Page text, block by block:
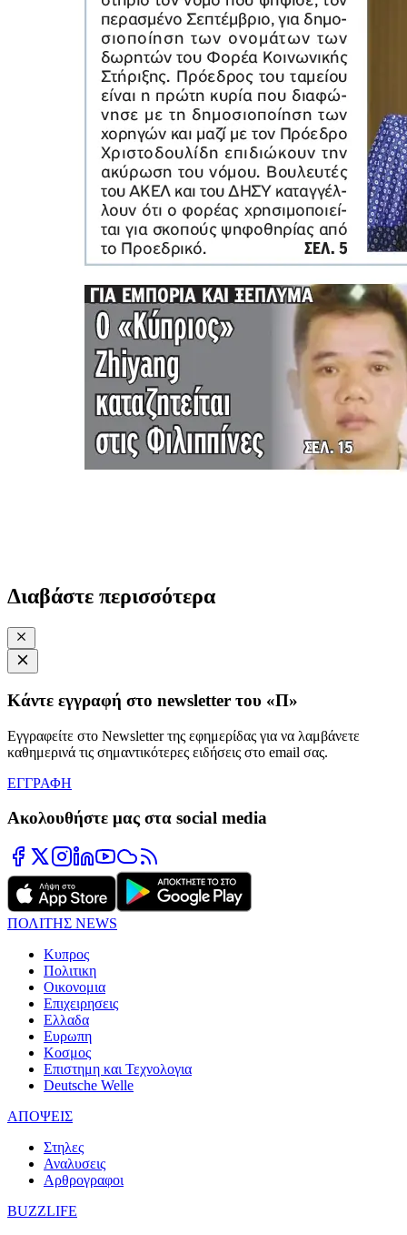
Διαβάστε περισσότερα
Κάντε εγγραφή στο newsletter του «Π»
Εγγραφείτε στο Newsletter της εφημερίδας για να λαμβάνετε
καθημερινά τις σημαντικότερες ειδήσεις στο email σας.
ΕΓΓΡΑΦΗ
Ακολουθήστε μας στα social media
ΠΟΛΙΤΗΣ NEWS
Κυπρος
Πολιτικη
Οικονομια
Επιχειρησεις
Ελλαδα
Ευρωπη
Κοσμος
Επιστημη και Τεχνολογια
Deutsche Welle
ΑΠΟΨΕΙΣ
Στηλες
Αναλυσεις
Αρθρογραφοι
BUZZLIFE